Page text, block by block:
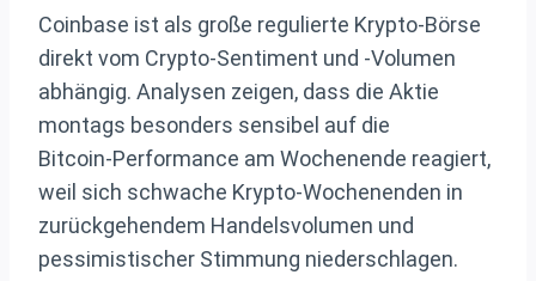
Coinbase ist als große regulierte Krypto‑Börse
direkt vom Crypto‑Sentiment und ‑Volumen
abhängig. Analysen zeigen, dass die Aktie
montags besonders sensibel auf die
Bitcoin‑Performance am Wochenende reagiert,
weil sich schwache Krypto‑Wochenenden in
zurückgehendem Handelsvolumen und
pessimistischer Stimmung niederschlagen.